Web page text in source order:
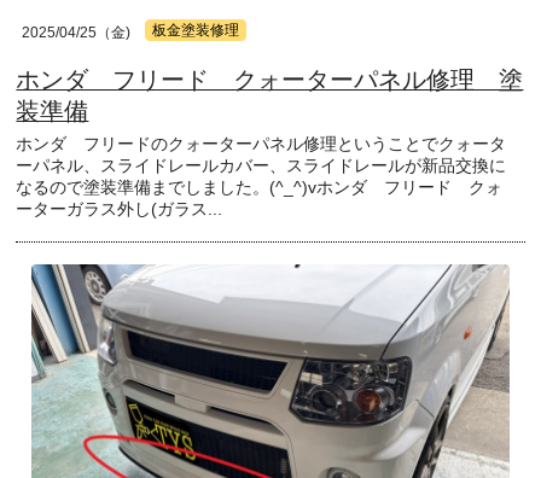
2025/04/25（金) 板金塗装修理
ホンダ フリード クォーターパネル修理 塗
装準備
ホンダ フリードのクォーターパネル修理ということでクォータ
ーパネル、スライドレールカバー、スライドレールが新品交換に
なるので塗装準備までしました。(^_^)vホンダ フリード クォ
ーターガラス外し(ガラス...